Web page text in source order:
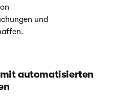
und
automatisierten